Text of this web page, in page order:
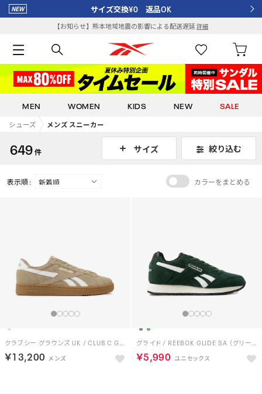
サイズ交換¥0 返品OK
【お知らせ】熊本地域地震の影響による配送遅延詳細
MEN WOMEN KIDS NEW SALE
シューズ メンズ スニーカー
649件 サイズ 絞り込む
表示順 : カラーをまとめる
クラブシー グラウンズ UK / CLUB C GROUNDS UK （ベージュ）
￥13,200
グライド / REEBOK GLIDE SA （グリーン）
￥5,990